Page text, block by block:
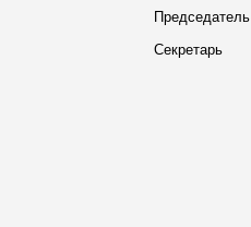
Председатель
Секретарь